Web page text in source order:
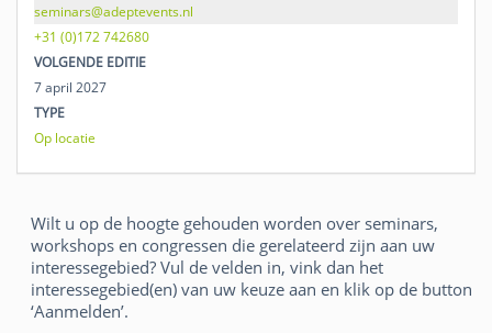
seminars@adeptevents.nl
+31 (0)172 742680
VOLGENDE EDITIE
7 april 2027
TYPE
Op locatie
Wilt u op de hoogte gehouden worden over seminars,
workshops en congressen die gerelateerd zijn aan uw
interessegebied? Vul de velden in, vink dan het
interessegebied(en) van uw keuze aan en klik op de button
‘Aanmelden’.